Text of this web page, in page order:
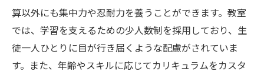
算以外にも集中力や忍耐力を養うことができます。教室
では、学習を支えるための少人数制を採用しており、生
徒一人ひとりに目が行き届くような配慮がされていま
す。また、年齢やスキルに応じてカリキュラムをカスタ